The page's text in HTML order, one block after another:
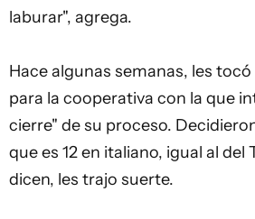
laburar", agrega.
Hace algunas semanas, les
para la cooperativa con la que
cierre" de su proceso.
que es 12 en italiano, igual al del
dicen, les trajo suerte.